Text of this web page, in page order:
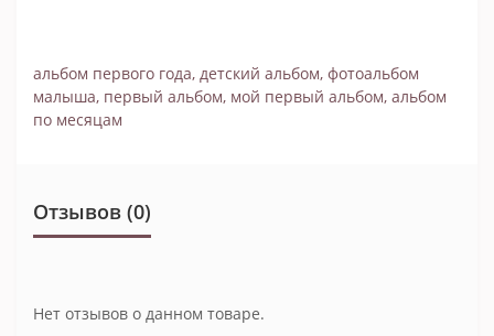
альбом первого года, детский альбом, фотоальбом
малыша, первый альбом, мой первый альбом, альбом
по месяцам
Отзывов (0)
Нет отзывов о данном товаре.